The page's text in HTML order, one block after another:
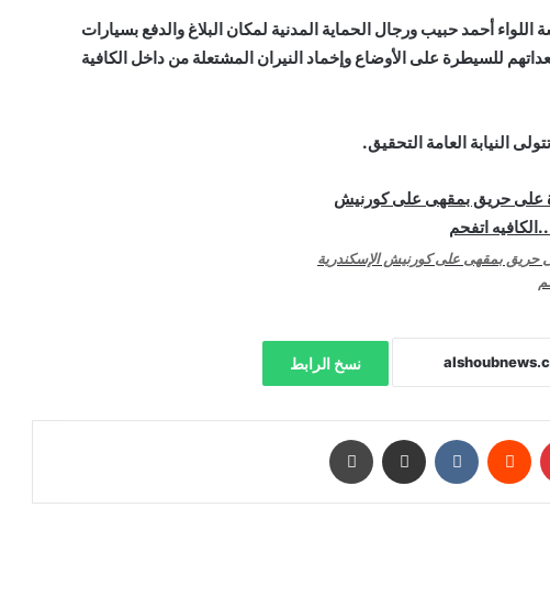
أحمد حبيب ورجال الحماية المدنية لمكان البلاغ والدفع بسيارات
للسيطرة على الأوضاع وإخماد النيران المشتعلة من داخل الكافية
النيابة العامة التحقيق.
حريق بمقهى على كورنيش الإسكندرية
نسخ الرابط